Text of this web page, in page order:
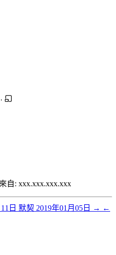
·
自: xxx.xxx.xxx.xxx
日 默契 2019年01月05日 → ←